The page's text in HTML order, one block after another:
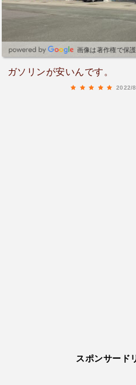
画像は著作権で保
ガソリンが安いんです。
2022/
スポンサード